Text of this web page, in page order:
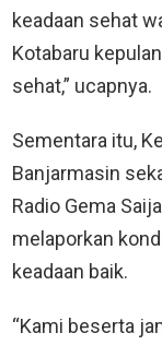
keadaan sehat
Kotabaru
sehat,” ucapnya.
Sementara itu,
Banjarmasin
Radio Gema
melaporkan
keadaan baik.
“Kami beserta